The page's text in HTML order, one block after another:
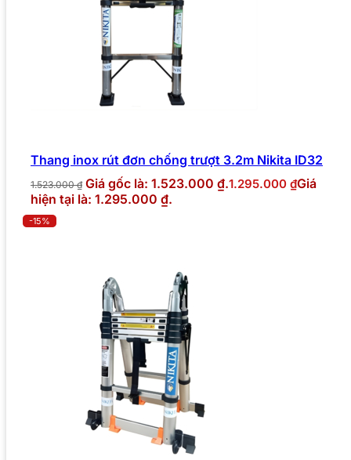
Thang inox rút đơn chống trượt 3.2m Nikita ID32
1.523.000₫ Giá gốc là: 1.523.000 ₫.1.295.000 ₫Giá
hiện tại là: 1.295.000 ₫.
-15%